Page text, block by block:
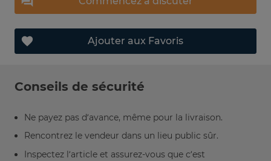
Ajouter aux Favoris
Conseils de sécurité
Ne payez pas d’avance, même pour la livraison.
Rencontrez le vendeur dans un lieu public sûr.
Inspectez l’article et assurez-vous que c’est